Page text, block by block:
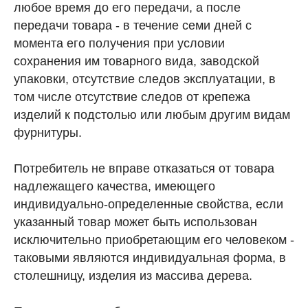
любое время до его передачи, а после
передачи товара - в течение семи дней с
момента его получения при условии
сохранения им товарного вида, заводской
упаковки, отсутствие следов эксплуатации, в
том числе отсутствие следов от крепежа
изделий к подстолью или любым другим видам
фурнитуры.
Потребитель не вправе отказаться от товара
надлежащего качества, имеющего
индивидуально-определенные свойства, если
указанный товар может быть использован
исключительно приобретающим его человеком -
таковыми являются индивидуальная форма, в
столешницу, изделия из массива дерева.